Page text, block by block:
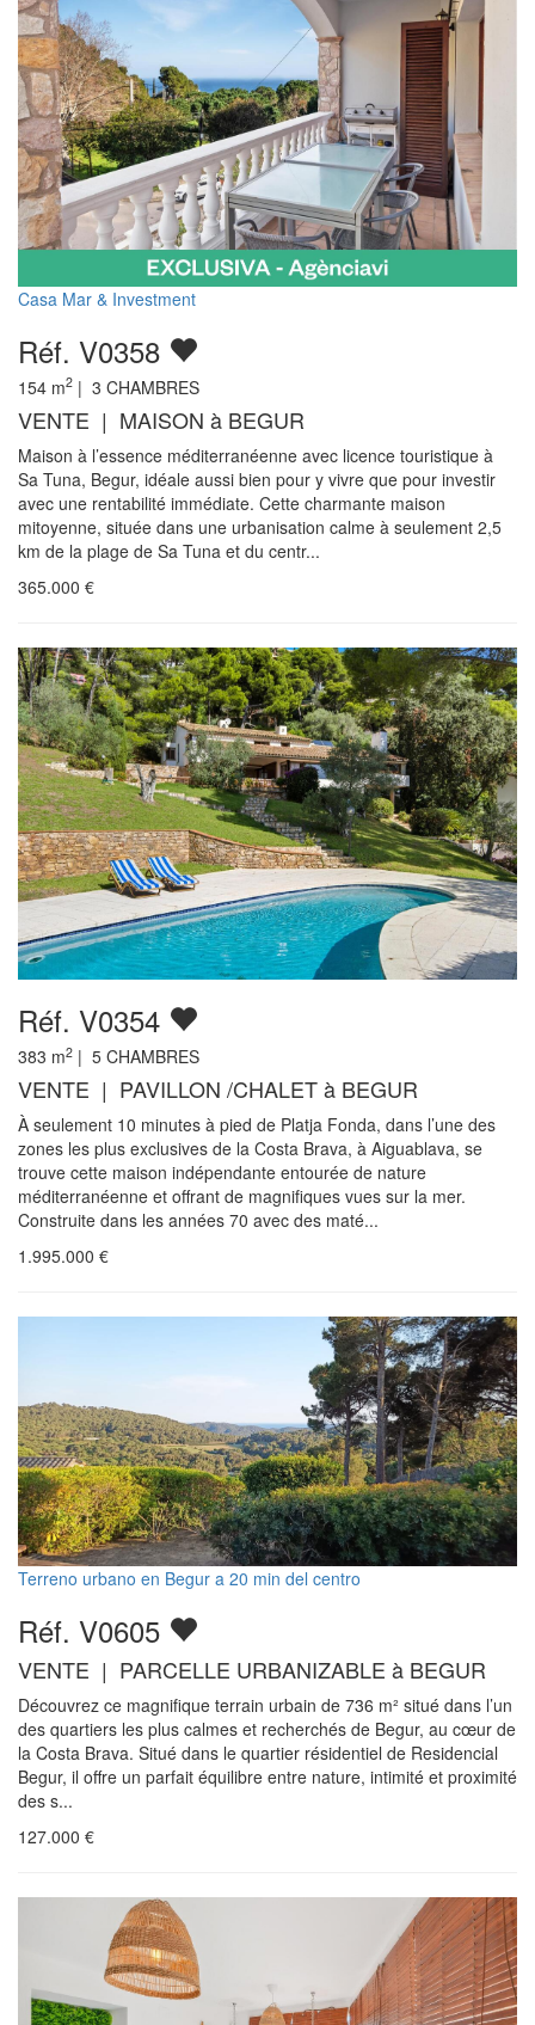
Casa Mar & Investment
Réf. V0358
154 m2 | 3 CHAMBRES
VENTE | MAISON à BEGUR
Maison à l’essence méditerranéenne avec licence touristique à
Sa Tuna, Begur, idéale aussi bien pour y vivre que pour investir
avec une rentabilité immédiate. Cette charmante maison
mitoyenne, située dans une urbanisation calme à seulement 2,5
km de la plage de Sa Tuna et du centr...
365.000 €
Réf. V0354
383 m2 | 5 CHAMBRES
VENTE | PAVILLON /CHALET à BEGUR
À seulement 10 minutes à pied de Platja Fonda, dans l’une des
zones les plus exclusives de la Costa Brava, à Aiguablava, se
trouve cette maison indépendante entourée de nature
méditerranéenne et offrant de magnifiques vues sur la mer.
Construite dans les années 70 avec des maté...
1.995.000 €
Terreno urbano en Begur a 20 min del centro
Réf. V0605
VENTE | PARCELLE URBANIZABLE à BEGUR
Découvrez ce magnifique terrain urbain de 736 m² situé dans l’un
des quartiers les plus calmes et recherchés de Begur, au cœur de
la Costa Brava. Situé dans le quartier résidentiel de Residencial
Begur, il offre un parfait équilibre entre nature, intimité et proximité
des s...
127.000 €